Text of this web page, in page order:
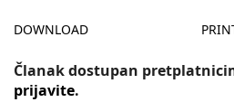
DOWNLOAD
Članak dostupan
prijavite.